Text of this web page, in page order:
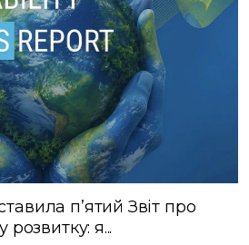
п’ятий Звіт про
я...